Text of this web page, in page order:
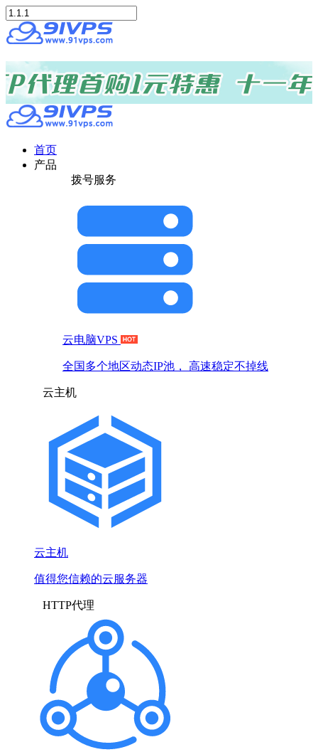
首页
产品
拨号服务
云电脑VPS
全国多个地区动态IP池， 高速稳定不掉线
云主机
云主机
值得您信赖的云服务器
HTTP代理